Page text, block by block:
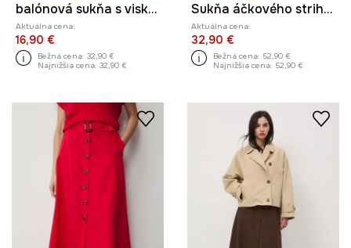
balónová sukňa s viskózou
Aktuálna cena:
16,90 €
Bežná cena: 32,90 €
Najnižšia cena: 32,90 €
Sukňa áčkového strihu s ľanom s výšivkou
Aktuálna cena:
32,90 €
Bežná cena: 52,90 €
Najnižšia cena: 52,90 €